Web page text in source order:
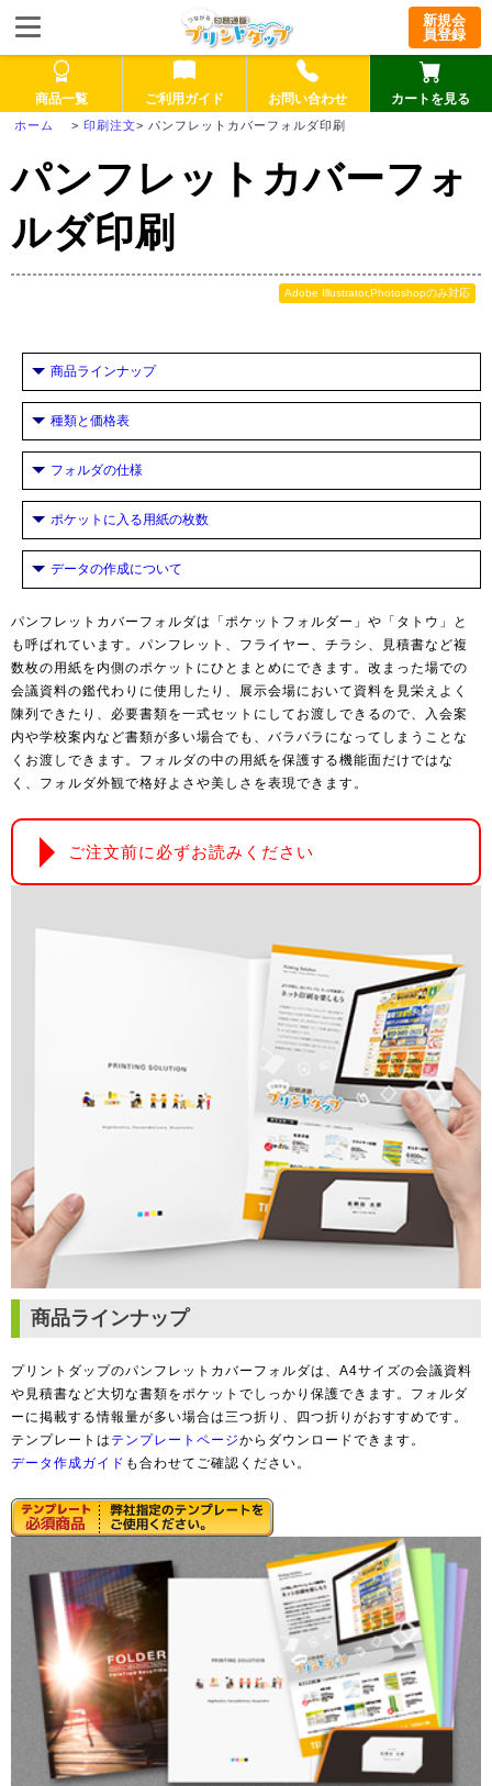
新規会
員登録
商品一覧 ご利用ガイド お問い合わせ カートを見る
> 印刷注文> パンフレットカバーフォルダ印刷
パンフレットカバーフォ
ルダ印刷
Adobe Illustrator,Photoshopのみ対応
商品ラインナップ
種類と価格表
フォルダの仕様
ポケットに入る用紙の枚数
データの作成について
パンフレットカバーフォルダは「ポケットフォルダー」や「タトウ」と
も呼ばれています。パンフレット、フライヤー、チラシ、見積書など複
数枚の用紙を内側のポケットにひとまとめにできます。改まった場での
会議資料の鑑代わりに使用したり、展示会場において資料を見栄えよく
陳列できたり、必要書類を一式セットにしてお渡しできるので、入会案
内や学校案内など書類が多い場合でも、バラバラになってしまうことな
くお渡しできます。フォルダの中の用紙を保護する機能面だけではな
く、フォルダ外観で格好よさや美しさを表現できます。
ご注文前に必ずお読みください
商品ラインナップ
プリントダップのパンフレットカバーフォルダは、A4サイズの会議資料
や見積書など大切な書類をポケットでしっかり保護できます。フォルダ
ーに掲載する情報量が多い場合は三つ折り、四つ折りがおすすめです。
テンプレートはテンプレートページからダウンロードできます。
データ作成ガイド も合わせてご確認ください。